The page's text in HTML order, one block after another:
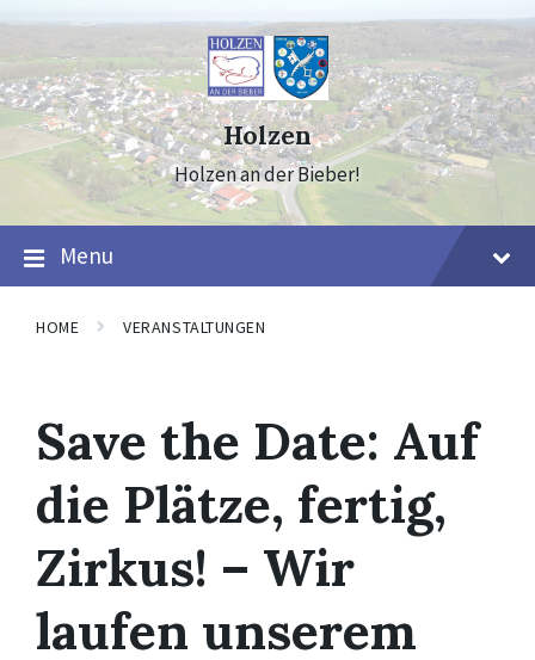
to
content
to
navigation
to
footer
Holzen
Holzen an der Bieber!
Menu
HOME VERANSTALTUNGEN
Save the Date: Auf
die Plätze, fertig,
Zirkus! – Wir
laufen unserem